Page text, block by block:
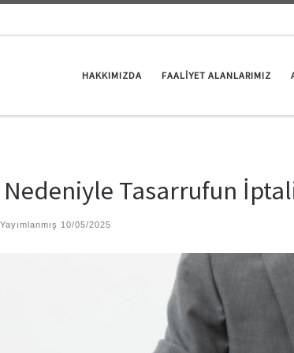
HAKKIMIZDA FAALİYET ALANLARIMIZ
Nedeniyle Tasarrufun
Yayımlanmış 10/05/2025